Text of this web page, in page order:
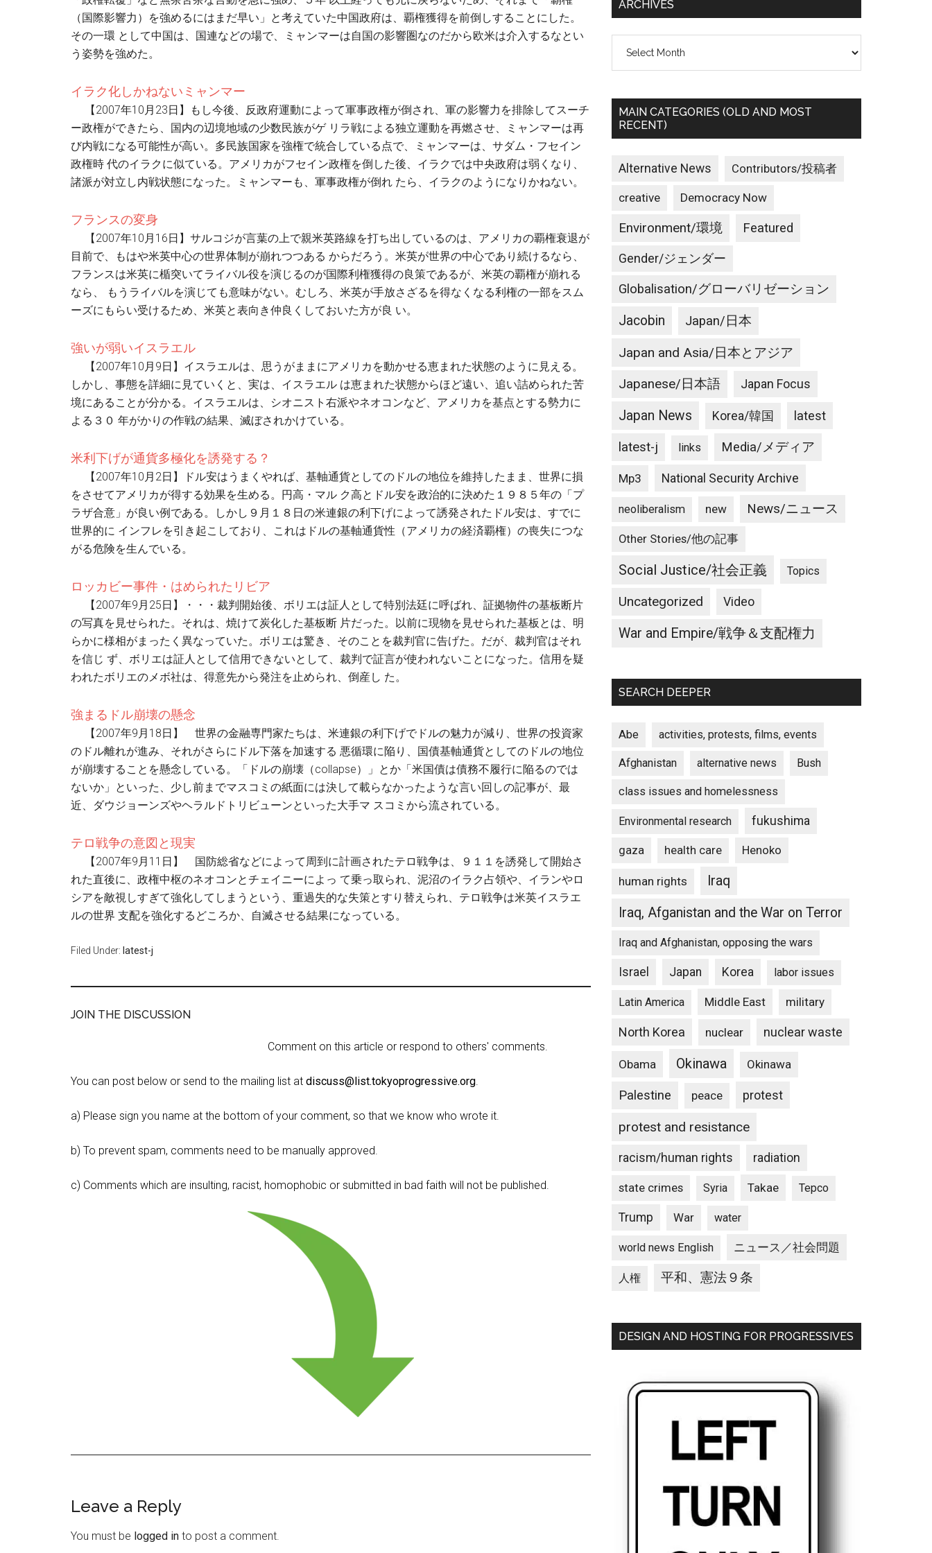
（国際影響力）を強めるにはまだ早い」と考えていた中国政府は、覇権獲得を前倒しすることにした。
その一環 として中国は、国連などの場で、ミャンマーは自国の影響圏なのだから欧米は介入するなとい
う姿勢を強めた。
イラク化しかねないミャンマー
【2007年10月23日】もし今後、反政府運動によって軍事政権が倒され、軍の影響力を排除してスーチ
ー政権ができたら、国内の辺境地域の少数民族がゲ リラ戦による独立運動を再燃させ、ミャンマーは再
び内戦になる可能性が高い。多民族国家を強権で統合している点で、ミャンマーは、サダム・フセイン
政権時 代のイラクに似ている。アメリカがフセイン政権を倒した後、イラクでは中央政府は弱くなり、
諸派が対立し内戦状態になった。ミャンマーも、軍事政権が倒れ たら、イラクのようになりかねない。
フランスの変身
【2007年10月16日】サルコジが言葉の上で親米英路線を打ち出しているのは、アメリカの覇権衰退が
目前で、もはや米英中心の世界体制が崩れつつある からだろう。米英が世界の中心であり続けるなら、
フランスは米英に楯突いてライバル役を演じるのが国際利権獲得の良策であるが、米英の覇権が崩れる
なら、 もうライバルを演じても意味がない。むしろ、米英が手放さざるを得なくなる利権の一部をスム
ーズにもらい受けるため、米英と表向き仲良くしておいた方が良 い。
強いが弱いイスラエル
【2007年10月9日】イスラエルは、思うがままにアメリカを動かせる恵まれた状態のように見える。
しかし、事態を詳細に見ていくと、実は、イスラエル は恵まれた状態からほど遠い、追い詰められた苦
境にあることが分かる。イスラエルは、シオニスト右派やネオコンなど、アメリカを基点とする勢力に
よる３０ 年がかりの作戦の結果、滅ぼされかけている。
米利下げが通貨多極化を誘発する？
【2007年10月2日】ドル安はうまくやれば、基軸通貨としてのドルの地位を維持したまま、世界に損
をさせてアメリカが得する効果を生める。円高・マル ク高とドル安を政治的に決めた１９８５年の「プ
ラザ合意」が良い例である。しかし９月１８日の米連銀の利下げによって誘発されたドル安は、すでに
世界的に インフレを引き起こしており、これはドルの基軸通貨性（アメリカの経済覇権）の喪失につな
がる危険を生んでいる。
ロッカビー事件・はめられたリビア
【2007年9月25日】・・・裁判開始後、ボリエは証人として特別法廷に呼ばれ、証拠物件の基板断片
の写真を見せられた。それは、焼けて炭化した基板断 片だった。以前に現物を見せられた基板とは、明
らかに様相がまったく異なっていた。ボリエは驚き、そのことを裁判官に告げた。だが、裁判官はそれ
を信じ ず、ボリエは証人として信用できないとして、裁判で証言が使われないことになった。信用を疑
われたボリエのメボ社は、得意先から発注を止められ、倒産し た。
強まるドル崩壊の懸念
【2007年9月18日】 世界の金融専門家たちは、米連銀の利下げでドルの魅力が減り、世界の投資家
のドル離れが進み、それがさらにドル下落を加速する 悪循環に陥り、国債基軸通貨としてのドルの地位
が崩壊することを懸念している。「ドルの崩壊（collapse）」とか「米国債は債務不履行に陥るのでは
ないか」といった、少し前までマスコミの紙面には決して載らなかったような言い回しの記事が、最
近、ダウジョーンズやヘラルドトリビューンといった大手マ スコミから流されている。
テロ戦争の意図と現実
【2007年9月11日】 国防総省などによって周到に計画されたテロ戦争は、９１１を誘発して開始さ
れた直後に、政権中枢のネオコンとチェイニーによっ て乗っ取られ、泥沼のイラク占領や、イランやロ
シアを敵視しすぎて強化してしまうという、重過失的な失策とすり替えられ、テロ戦争は米英イスラエ
ルの世界 支配を強化するどころか、自滅させる結果になっている。
Filed Under: latest-j
JOIN THE DISCUSSION
Comment on this article or respond to others' comments.
You can post below or send to the mailing list at discuss@list.tokyoprogressive.org.
a) Please sign you name at the bottom of your comment, so that we know who wrote it.
b) To prevent spam, comments need to be manually approved.
c) Comments which are insulting, racist, homophobic or submitted in bad faith will not be published.
Reader
Interactions
Leave a Reply
You must be logged in to post a comment.
ARCHIVES
MAIN CATEGORIES (OLD AND MOST
RECENT)
Alternative News Contributors/投稿者
creative Democracy Now
Environment/環境 Featured
Gender/ジェンダー
Globalisation/グローバリゼーション
Jacobin Japan/日本
Japan and Asia/日本とアジア
Japanese/日本語 Japan Focus
Japan News Korea/韓国 latest
latest-j links Media/メディア
Mp3 National Security Archive
neoliberalism new News/ニュース
Other Stories/他の記事
Social Justice/社会正義 Topics
Uncategorized Video
War and Empire/戦争＆支配権力
SEARCH DEEPER
Abe activities, protests, films, events
Afghanistan alternative news Bush
class issues and homelessness
Environmental research fukushima
gaza health care Henoko
human rights
Iraq
Iraq, Afganistan and the War on Terror
Iraq and Afghanistan, opposing the wars
Israel Japan Korea labor issues
Latin America Middle East military
North Korea nuclear nuclear waste
Obama Okinawa Okinawa
Palestine peace protest
protest and resistance
racism/human rights radiation
state crimes Syria Takae Tepco
Trump War water
world news English ニュース／社会問題
人権 平和、憲法９条
DESIGN AND HOSTING FOR PROGRESSIVES